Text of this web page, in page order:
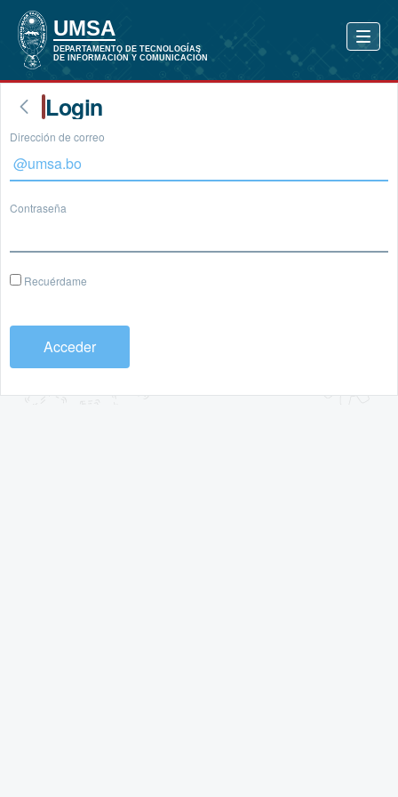
Login
Dirección de correo
Contraseña
Recuérdame
Acceder